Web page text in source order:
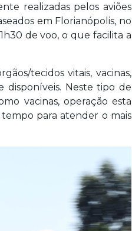
realizadas pelos aviões
em Florianópolis, no
de voo, o que facilita a
tecidos vitais, vacinas,
disponíveis. Neste tipo de
vacinas, operação esta
para atender o mais